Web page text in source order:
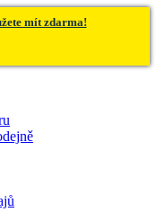
mít zdarma!